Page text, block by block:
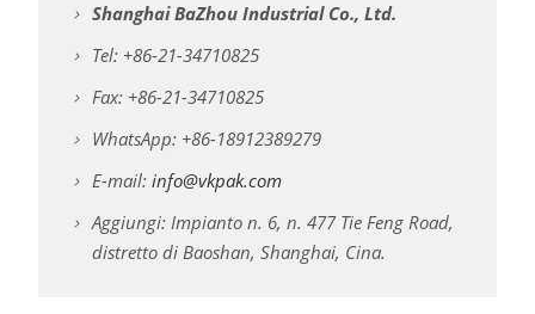
Shanghai BaZhou Industrial Co., Ltd.
Tel: +86-21-34710825
Fax: +86-21-34710825
WhatsApp: +86-18912389279
E-mail: info@vkpak.com
Aggiungi: Impianto n. 6, n. 477 Tie Feng Road,
distretto di Baoshan, Shanghai, Cina.